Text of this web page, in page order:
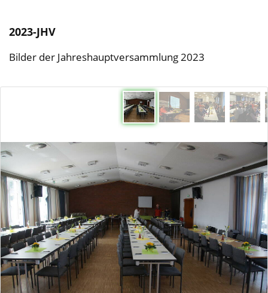
2023-JHV
Bilder der Jahreshauptversammlung 2023